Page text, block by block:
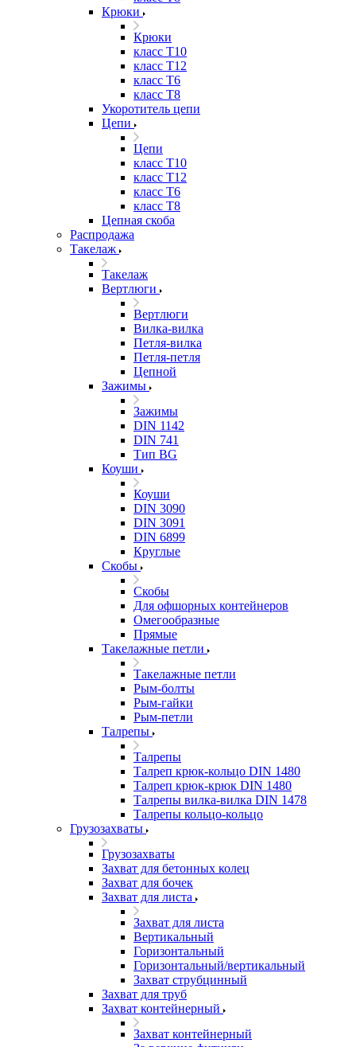
Крюки
Крюки
класс Т10
класс Т12
класс Т6
класс Т8
Укоротитель цепи
Цепи
Цепи
класс Т10
класс Т12
класс Т6
класс Т8
Цепная скоба
Распродажа
Такелаж
Такелаж
Вертлюги
Вертлюги
Вилка-вилка
Петля-вилка
Петля-петля
Цепной
Зажимы
Зажимы
DIN 1142
DIN 741
Тип BG
Коуши
Коуши
DIN 3090
DIN 3091
DIN 6899
Круглые
Скобы
Скобы
Для офшорных контейнеров
Омегообразные
Прямые
Такелажные петли
Такелажные петли
Рым-болты
Рым-гайки
Рым-петли
Талрепы
Талрепы
Талреп крюк-кольцо DIN 1480
Талреп крюк-крюк DIN 1480
Талрепы вилка-вилка DIN 1478
Талрепы кольцо-кольцо
Грузозахваты
Грузозахваты
Захват для бетонных колец
Захват для бочек
Захват для листа
Захват для листа
Вертикальный
Горизонтальный
Горизонтальный/вертикальный
Захват струбцинный
Захват для труб
Захват контейнерный
Захват контейнерный